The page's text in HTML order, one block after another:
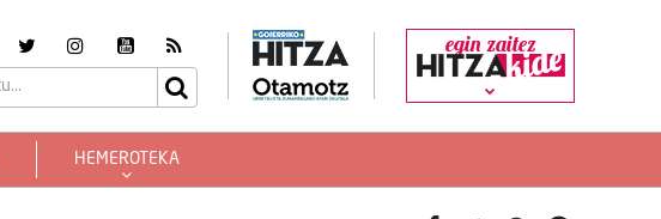
egin zaitez
HEMEROTEKA